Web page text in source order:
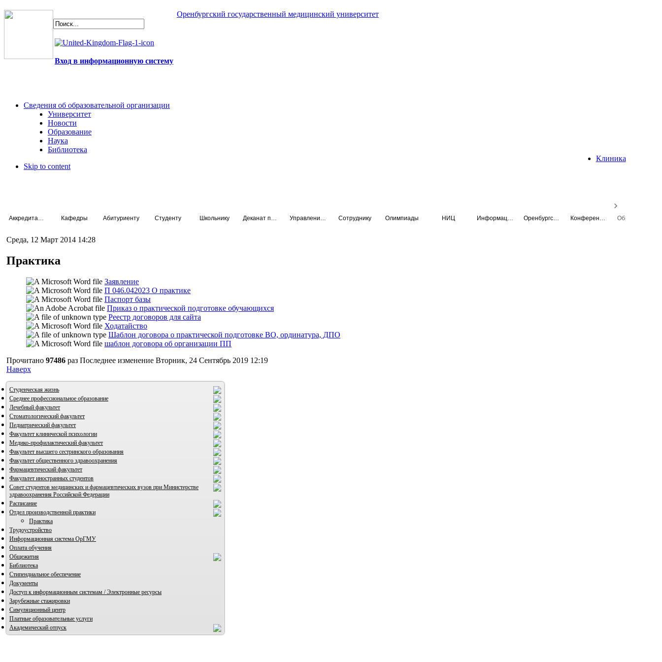
Оренбургский государственный медицинский университет
Вход в информационную систему
Сведения об образовательной организации
Университет
Новости
Образование
Наука
Библиотека
Клиника
Skip to content
Кафедры Абитуриенту Студенту Школьнику Сотруднику Олимпиады НИЦ
Среда, 12 Март 2014 14:28
Практика
Заявление
П 046.042023 О практике
Паспорт базы
Приказ о практической подготовке обучающихся
Реестр договоров для сайта
Ходатайство
Шаблон договора о практической подготовке ВО, ординатура, ДПО
шаблон договора об организации ПП
Прочитано 97486 раз Последнее изменение Вторник, 24 Сентябрь 2019 12:19
Наверх
Студенческая жизнь
ВИА "Полигон"
Среднее профессиональное образование
Лечебный факультет
Стоматологический факультет
Педиатрический факультет
Факультет клинической психологии
Медико-профилактический факультет
Факультет высшего сестринского образования
Факультет общественного здравоохранения
Фармацевтический факультет
Факультет иностранных студентов
Совет студентов медицинских и фармацевтических вузов при Министерстве
здравоохранения Российской Федерации
Расписание
Отдел производственной практики
Практика
Трудоустройство
Информационная система ОрГМУ
Оплата обучения
Общежития
Библиотека
Стипендиальное обеспечение
Документы
Доступ к информационным системам / Электронные ресурсы
Зарубежные стажировки
Симуляционный центр
Платные образовательные услуги
Академический отпуск